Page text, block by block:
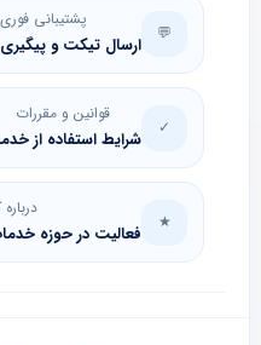
💬
پشتیبانی فوری
ارسال تیکت و
✓
قوانین و مقررات
شرایط استفاده از
★ فعالیت در حوزه